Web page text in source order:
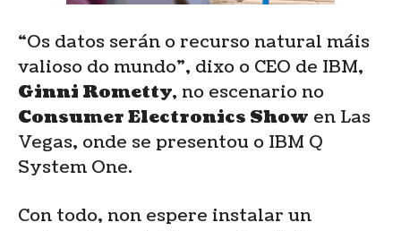
“Os datos serán o recurso natural máis
valioso do mundo”, dixo o CEO de IBM,
Ginni Rometty, no escenario no
Consumer Electronics Show en Las
Vegas, onde se presentou o IBM Q
System One.
Con todo, non espere instalar un